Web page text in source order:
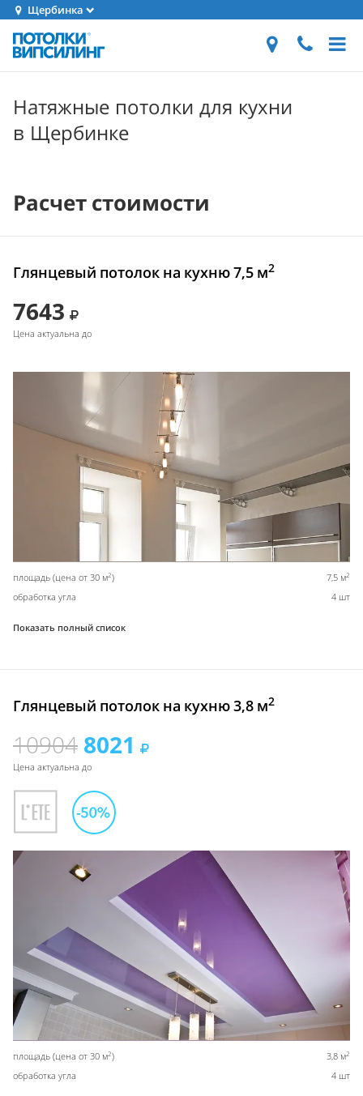
Щербинка
Натяжные потолки для кухни
в Щербинке
Расчет стоимости
Глянцевый потолок на кухню 7,5 м2
7643
Цена актуальна до
площадь (цена от 30 м2) 7,5 м2
обработка угла 4 шт
Показать полный список
Глянцевый потолок на кухню 3,8 м2
10904 8021
Цена актуальна до
площадь (цена от 30 м2) 3,8 м2
обработка угла 4 шт